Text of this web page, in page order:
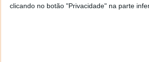
clicando no botão "Privacidade" na parte